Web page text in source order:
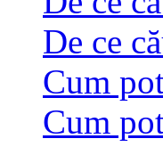
De ce
Cum
Cum